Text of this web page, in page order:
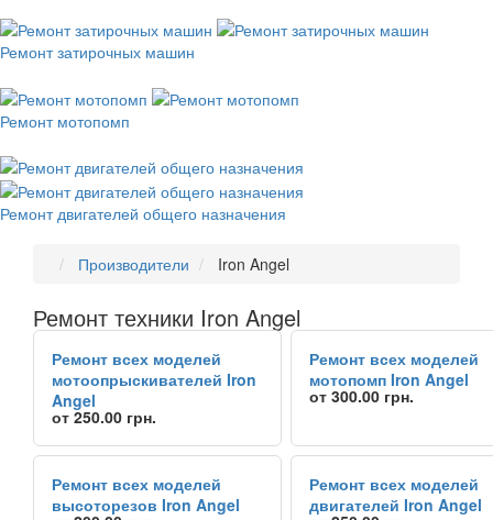
Ремонт затирочных машин
Ремонт мотопомп
Ремонт двигателей общего назначения
Производители Iron Angel
Ремонт техники Iron Angel
Рекомендуем товары
Ремонт всех моделей
мотоопрыскивателей Iron
Angel
от 250.00 грн.
Ремонт всех моделей
мотопомп Iron Angel
от 300.00 грн.
Ремонт всех моделей
высоторезов Iron Angel
Ремонт всех моделей
двигателей Iron Angel